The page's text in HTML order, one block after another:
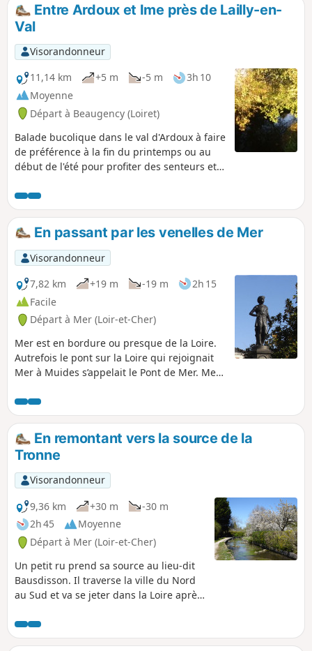
Entre Ardoux et Ime près de Lailly-en-
Val
Visorandonneur
11,14 km
+5 m -5 m
3h 10
Moyenne
Départ à Beaugency (Loiret)
Balade bucolique dans le val d'Ardoux à faire
de préférence à la fin du printemps ou au
début de l'été pour profiter des senteurs et
fleurs jaunes du colza, blés d'or ... Le cours
sauvage de l'Ardoux et de l'Ime est ravissant.
En passant par les venelles de Mer
Visorandonneur
7,82 km
+19 m -19 m
2h 15
Facile
Départ à Mer (Loir-et-Cher)
Mer est en bordure ou presque de la Loire.
Autrefois le pont sur la Loire qui rejoignait
Mer à Muides s’appelait le Pont de Mer. Mer
fermé d’étendue moindre qu’aujourd’hui, les
faubourgs n’en faisaient pas partie. À
l’intérieur, la disposition de la ville était la
même qu’aujourd’hui. La plupart des
venelles ont été conservées, l’ancien Hôtel
Dieu a succédé à la place du Marché au
beurre.
En remontant vers la source de la
Tronne
Visorandonneur
9,36 km
+30 m
-30 m
2h 45
Moyenne
Départ à Mer (Loir-et-Cher)
Un petit ru prend sa source au lieu-dit
Bausdisson. Il traverse la ville du Nord
au Sud et va se jeter dans la Loire après
kilomètres. Cette petite rivière, appelée
la Tronne, donne un certain charme à la